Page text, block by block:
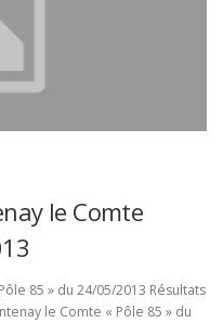
le Comte
85 » du 24/05/2013 Résultats
le Comte « Pôle 85 » du